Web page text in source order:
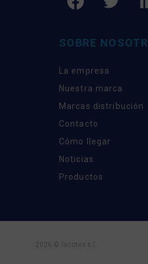
SOBRE
La empresa
Nuestra marca
Marcas distribución
Contacto
Cómo llegar
Noticias
Productos